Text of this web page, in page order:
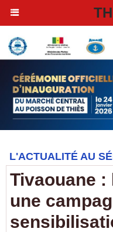
L'ACTUALITÉ AU
Tivaouane :
une